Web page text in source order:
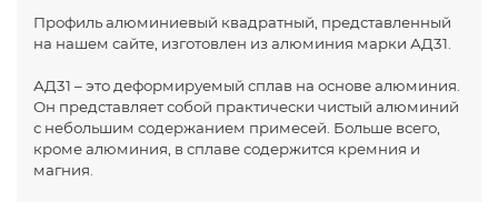
Профиль алюминиевый квадратный, представленный
на нашем сайте, изготовлен из алюминия марки АД31.
АД31 – это деформируемый сплав на основе алюминия.
Он представляет собой практически чистый алюминий
с небольшим содержанием примесей. Больше всего,
кроме алюминия, в сплаве содержится кремния и
магния.